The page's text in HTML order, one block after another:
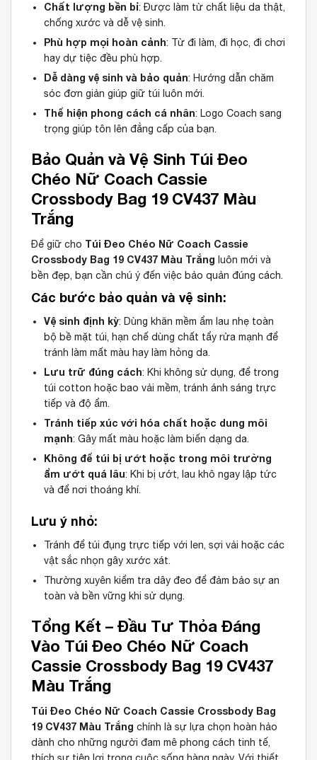
Chất lượng bền bỉ: Được làm từ chất liệu da thật,
chống xước và dễ vệ sinh.
Phù hợp mọi hoàn cảnh: Từ đi làm, đi học, đi chơi
hay dự tiệc đều phù hợp.
Dễ dàng vệ sinh và bảo quản: Hướng dẫn chăm
sóc đơn giản giúp giữ túi luôn mới.
Thể hiện phong cách cá nhân: Logo Coach sang
trọng giúp tôn lên đẳng cấp của bạn.
Bảo Quản và Vệ Sinh Túi Đeo
Chéo Nữ Coach Cassie
Crossbody Bag 19 CV437 Màu
Trắng
Để giữ cho Túi Đeo Chéo Nữ Coach Cassie
Crossbody Bag 19 CV437 Màu Trắng luôn mới và
bền đẹp, bạn cần chú ý đến việc bảo quản đúng cách.
Các bước bảo quản và vệ sinh:
Vệ sinh định kỳ: Dùng khăn mềm ẩm lau nhẹ toàn
bộ bề mặt túi, hạn chế dùng chất tẩy rửa mạnh để
tránh làm mất màu hay làm hỏng da.
Lưu trữ đúng cách: Khi không sử dụng, để trong
túi cotton hoặc bao vải mềm, tránh ánh sáng trực
tiếp và độ ẩm.
Tránh tiếp xúc với hóa chất hoặc dung môi
mạnh: Gây mất màu hoặc làm biến dạng da.
Không để túi bị ướt hoặc trong môi trường
ẩm ướt quá lâu: Khi bị ướt, lau khô ngay lập tức
và để nơi thoáng khí.
Lưu ý nhỏ:
Tránh để túi đụng trực tiếp với len, sợi vải hoặc các
vật sắc nhọn gây xước xát.
Thường xuyên kiểm tra dây đeo để đảm bảo sự an
toàn và bền vững khi sử dụng.
Tổng Kết – Đầu Tư Thỏa Đáng
Vào Túi Đeo Chéo Nữ Coach
Cassie Crossbody Bag 19 CV437
Màu Trắng
Túi Đeo Chéo Nữ Coach Cassie Crossbody Bag
19 CV437 Màu Trắng chính là sự lựa chọn hoàn hảo
dành cho những người đam mê phong cách tinh tế,
thích sự tiện lợi trong cuộc sống hàng ngày. Với thiết